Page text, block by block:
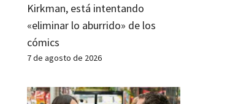
Kirkman, está intentando
«eliminar lo aburrido» de los
cómics
7 de agosto de 2026